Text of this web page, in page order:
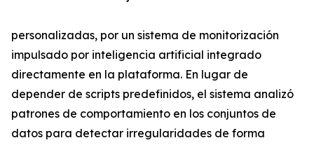
personalizadas, por un sistema de monitorización
impulsado por inteligencia artificial integrado
directamente en la plataforma. En lugar de
depender de scripts predefinidos, el sistema analizó
patrones de comportamiento en los conjuntos de
datos para detectar irregularidades de forma